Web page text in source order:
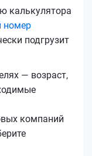
калькулятора
номер
подгрузит
— возраст,
компаний